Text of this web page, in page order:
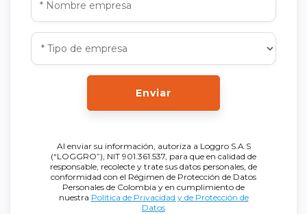
Enviar
Al enviar su información, autoriza a Loggro S.A.S
(“LOGGRO”), NIT 901.361.537, para que en calidad de
responsable, recolecte y trate sus datos personales, de
conformidad con el Régimen de Protección de Datos
Personales de Colombia y en cumplimiento de
nuestra Política de Privacidad y de Protección de
Datos